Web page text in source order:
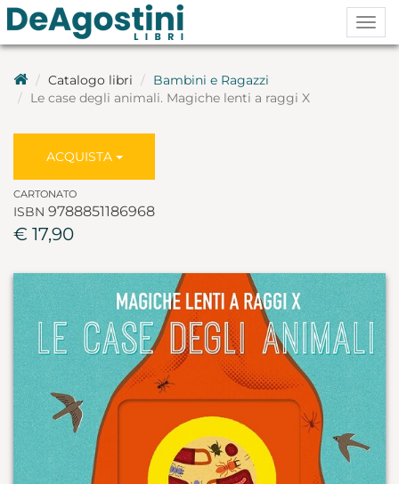
Catalogo libri
Bambini e Ragazzi
Le case degli animali. Magiche lenti a raggi X
ACQUISTA
CARTONATO
ISBN 9788851186968
€ 17,90